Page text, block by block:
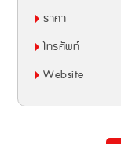
ราคา
โทรศัพท์
Website